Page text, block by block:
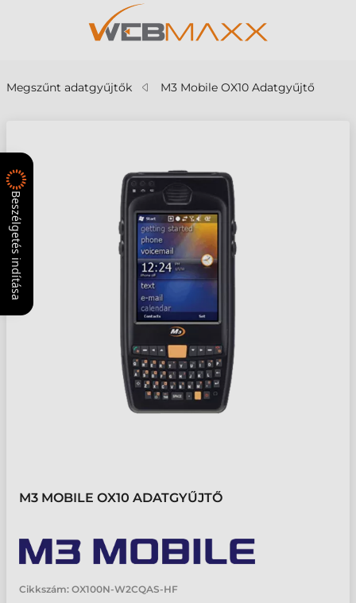
Megszűnt adatgyűjtők M3 Mobile OX10 Adatgyűjtő
M3 MOBILE OX10 ADATGYŰJTŐ
Cikkszám: OX100N-W2CQAS-HF
Beszélgetés indítása